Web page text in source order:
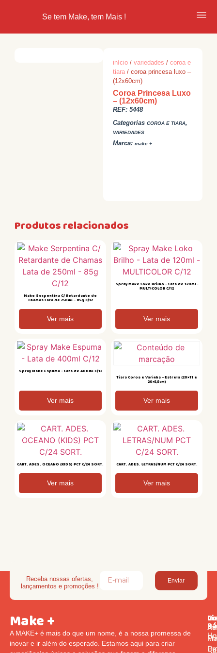
Se tem Make, tem Mais !
início /variedades /coroa e
tiara / coroa princesa luxo –
(12x60cm)
Coroa Princesa Luxo
– (12x60cm)
REF:5448
Categorias COROA E TIARA,
VARIEDADES
Marca:make +
Produtos relacionados
Make Serpentina C/ Retardante de
Chamas Lata de 250ml – 85g C/12
Ver mais
Spray Make Loko Brilho – Lata de 120ml -
MULTICOLOR C/12
Ver mais
Spray Make Espuma – Lata de 400ml C/12
Ver mais
Tiara Coroa e Varinha – Estrela (20×11 e
20×5,5cm)
Ver mais
CART. ADES. OCEANO (KIDS) PCT C/24 SORT.
Ver mais
CART. ADES. LETRAS/NUM PCT C/24 SORT.
Ver mais
Receba nossas ofertas,
lançamentos e promoções !
Enviar
Make +
A MAKE+ é mais do que um nome, é a nossa promessa de
inovar e ir além do esperado. Estamos aqui para criar
Av